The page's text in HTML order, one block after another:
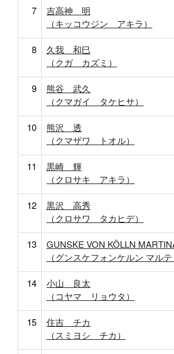
7
吉高神 明
（キッコウジン アキラ）
8
久我 和巳
（クガ カズミ）
9
熊谷 武久
（クマガイ タケヒサ）
10
熊沢 透
（クマザワ トオル）
11
黒崎 輝
（クロサキ アキラ）
12
黒沢 高秀
（クロサワ タカヒデ）
13
GUNSKE VON KÖLLN
（グンスケフォンケルン マルテ
14
小山 良太
（コヤマ リョウタ）
15
住吉 チカ
（スミヨシ チカ）